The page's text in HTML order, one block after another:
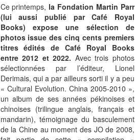
Ce printemps, la Fondation Martin Parr
(lui aussi publié par Café Royal
Books) expose une sélection de
photos issue des cinq cents premiers
titres édités de Café Royal Books
entre 2012 et 2022. Avec trois photos
sélectionnées par l’éditeur, Lionel
Derimais, qui a par ailleurs sorti il y a peu
« Cultural Evolution. China 2005-2010 »,
un album de ses années pékinoises et
chinoises (trilingue anglais, français et
mandarin), témoignage du basculement
de la Chine au moment des JO de 2008,